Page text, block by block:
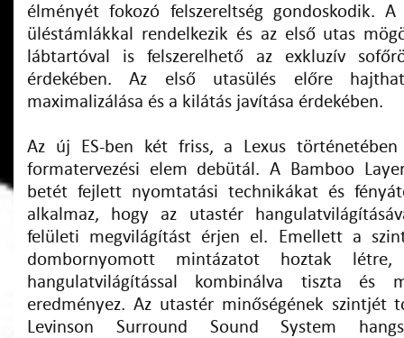
élményét fokozó felszereltség gondoskodik.
üléstámlákkal rendelkezik és az első utas
lábtartóval is felszerelhető az exkluzív
érdekében. Az első utasülés előre
maximalizálása és a kilátás javítása érdekében.
Az új ES-ben két friss, a Lexus történetében
formatervezési elem debütál. A Bamboo
betét fejlett nyomtatási technikákat és
alkalmaz, hogy az utastér
felületi megvilágítást érjen el. Emellett a
dombornyomott mintázatot hoztak
hangulatvilágítással kombinálva tiszta és
eredményez. Az utastér minőségének szintjét
Levinson Surround Sound System